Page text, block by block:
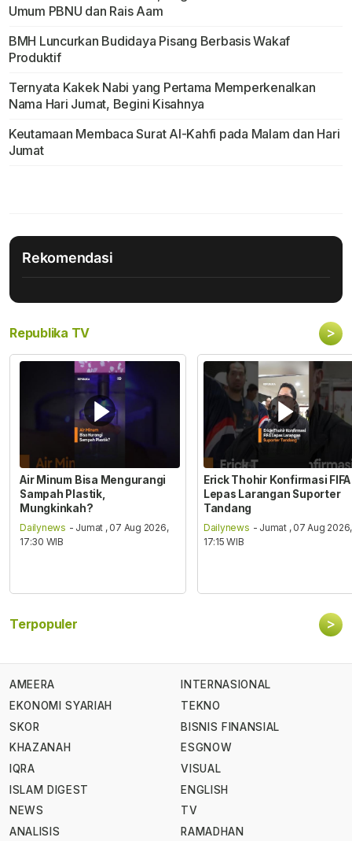
Umum PBNU dan Rais Aam
BMH Luncurkan Budidaya Pisang Berbasis Wakaf
Produktif
Ternyata Kakek Nabi yang Pertama Memperkenalkan
Nama Hari Jumat, Begini Kisahnya
Keutamaan Membaca Surat Al-Kahfi pada Malam dan Hari
Jumat
Rekomendasi
Republika TV >
Air Minum Bisa Mengurangi
Sampah Plastik,
Mungkinkah?
Dailynews - Jumat , 07 Aug 2026,
17:30 WIB
Erick Thohir Konfirmasi FIFA
Lepas Larangan Suporter
Tandang
Dailynews - Jumat , 07 Aug 2026,
17:15 WIB
Terpopuler >
AMEERA
EKONOMI SYARIAH
SKOR
KHAZANAH
IQRA
ISLAM DIGEST
NEWS
ANALISIS
INTERNASIONAL
TEKNO
BISNIS FINANSIAL
ESGNOW
VISUAL
ENGLISH
TV
RAMADHAN